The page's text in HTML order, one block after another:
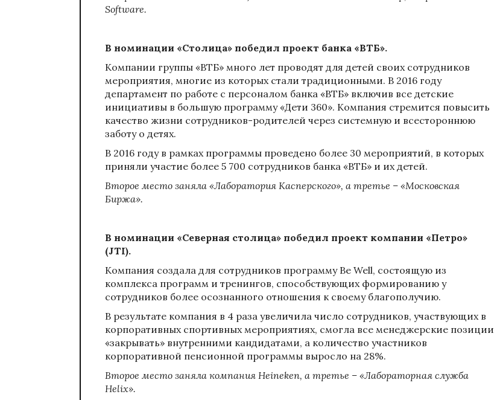
Software.
В номинации «Столица» победил проект банка «ВТБ».
Компании группы «ВТБ» много лет проводят для детей своих сотрудников
мероприятия, многие из которых стали традиционными. В 2016 году
департамент по работе с персоналом банка «ВТБ» включив все детские
инициативы в большую программу «Дети 360». Компания стремится повысить
качество жизни сотрудников-родителей через системную и всестороннюю
заботу о детях.
В 2016 году в рамках программы проведено более 30 мероприятий, в которых
приняли участие более 5 700 сотрудников банка «ВТБ» и их детей.
Второе место заняла «Лаборатория Касперского», а третье – «Московская
Биржа».
В номинации «Северная столица» победил проект компании «Петро»
(JTI).
Компания создала для сотрудников программу Be Well, состоящую из
комплекса программ и тренингов, способствующих формированию у
сотрудников более осознанного отношения к своему благополучию.
В результате компания в 4 раза увеличила число сотрудников, участвующих в
корпоративных спортивных мероприятиях, смогла все менеджерские позиции
«закрывать» внутренними кандидатами, а количество участников
корпоративной пенсионной программы выросло на 28%.
Второе место заняла компания Heineken, а третье – «Лабораторная служба
Helix».